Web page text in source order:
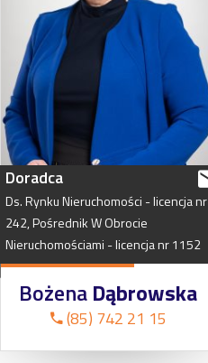
Doradca
Ds.RynkuNieruchomości -licencjanr
242,PośrednikWObrocie
Nieruchomościami -licencjanr1152
BożenaDąbrowska
(85) 742 21 15